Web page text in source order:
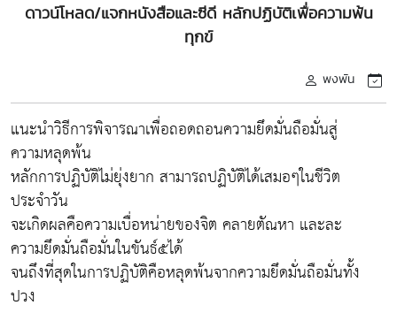
ดาวน์โหลด/แจกหนังสือและซีดี หลักปฏิบัติเพื่อความพ้น
ทุกข์
พงพัน
แนะนำวิธีการพิจารณาเพื่อถอดถอนความยึดมั่นถือมั่นสู่
ความหลุดพ้น
หลักการปฏิบัติไม่ยุ่งยาก สามารถปฏิบัติได้เสมอๆในชีวิต
ประจำวัน
จะเกิดผลคือความเบื่อหน่ายของจิต คลายตัณหา และละ
ความยึดมั่นถือมั่นในขันธ์๕ได้
จนถึงที่สุดในการปฏิบัติคือหลุดพ้นจากความยึดมั่นถือมั่นทั้ง
ปวง